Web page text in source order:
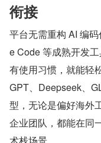
衔接
平台无需重构 AI 编
e Code 等成熟开发
有使用习惯，就能轻
GPT、Deepseek、
型，无论是偏好海外
企业团队，都能在同
术栈场景。